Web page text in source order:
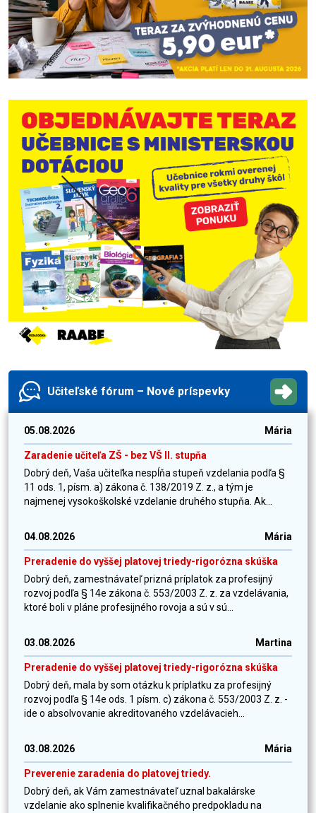
Učiteľské fórum – Nové príspevky
05.08.2026 Mária
Zaradenie učiteľa ZŠ - bez VŠ II. stupňa
Dobrý deň, Vaša učiteľka nespĺňa stupeň vzdelania podľa §
11 ods. 1, písm. a) zákona č. 138/2019 Z. z., a tým je
najmenej vysokoškolské vzdelanie druhého stupňa. Ak...
04.08.2026 Mária
Preradenie do vyššej platovej triedy-rigorózna skúška
Dobrý deň, zamestnávateľ prizná príplatok za profesijný
rozvoj podľa § 14e zákona č. 553/2003 Z. z. za vzdelávania,
ktoré boli v pláne profesijného rovoja a sú v sú...
03.08.2026 Martina
Preradenie do vyššej platovej triedy-rigorózna skúška
Dobrý deň, mala by som otázku k príplatku za profesijný
rozvoj podľa § 14e ods. 1 písm. c) zákona č. 553/2003 Z. z. -
ide o absolvovanie akreditovaného vzdelávacieh...
03.08.2026 Mária
Preverenie zaradenia do platovej triedy.
Dobrý deň, ak Vám zamestnávateľ uznal bakalárske
vzdelanie ako splnenie kvalifikačného predpokladu na